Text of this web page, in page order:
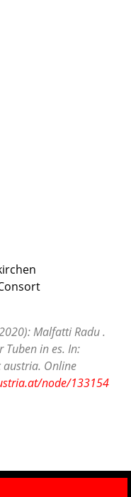
Malfatti Radu .
Tuben in es. In:
austria. Online
node/133154